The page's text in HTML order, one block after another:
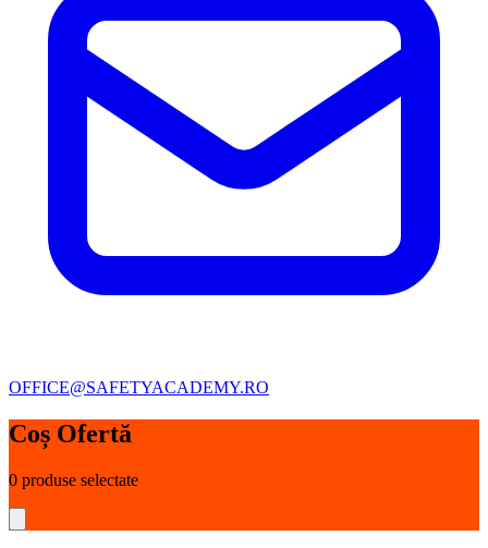
OFFICE@SAFETYACADEMY.RO
Coș Ofertă
0 produse selectate